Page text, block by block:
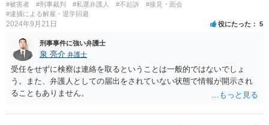
#被害者 #刑事裁判 #私選弁護人 #不起訴
#接見・面会
#逮捕による解雇・退学回避
2024年9月21日 役にたった 5
刑事事件に強い弁護士
泉 亮介 弁護士
受任をせずに検察は連絡を取るということは一般的ではないでしょ
う。また、弁護人としての届出をされていない状態で情報が開示され
ることもありません。